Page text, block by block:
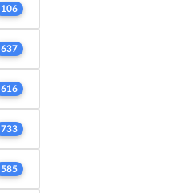
106
637
616
733
585